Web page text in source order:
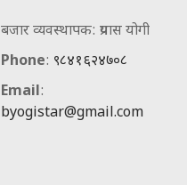
बजार व्यवस्थापक: प्रयास योगी
Phone: ९८४१६२४७०८
Email:
byogistar@gmail.com